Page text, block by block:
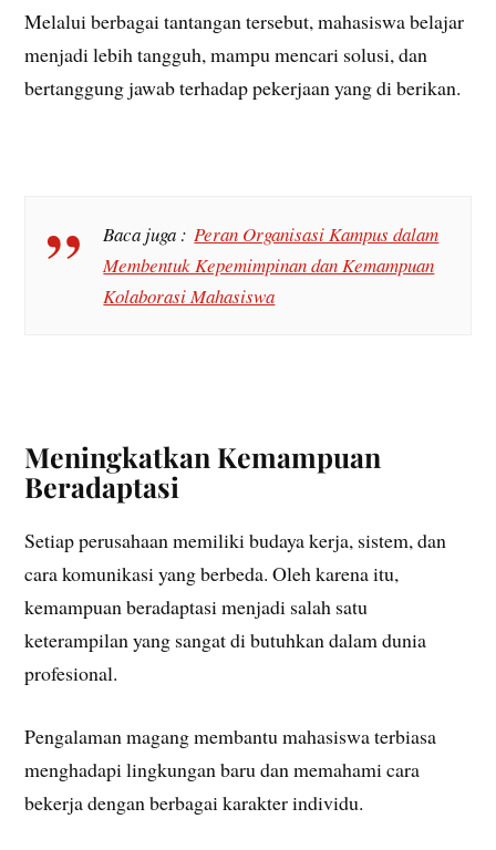
Melalui berbagai tantangan tersebut, mahasiswa belajar
menjadi lebih tangguh, mampu mencari solusi, dan
bertanggung jawab terhadap pekerjaan yang di berikan.
Baca juga :Peran Organisasi Kampus dalam
Membentuk Kepemimpinan dan Kemampuan
Kolaborasi Mahasiswa
Meningkatkan Kemampuan
Beradaptasi
Setiap perusahaan memiliki budaya kerja, sistem, dan
cara komunikasi yang berbeda. Oleh karena itu,
kemampuan beradaptasi menjadi salah satu
keterampilan yang sangat di butuhkan dalam dunia
profesional.
Pengalaman magang membantu mahasiswa terbiasa
menghadapi lingkungan baru dan memahami cara
bekerja dengan berbagai karakter individu.